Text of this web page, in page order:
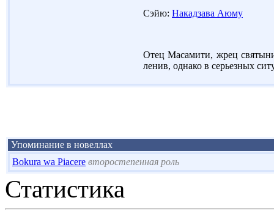
Сэйю: Накадзава Аюму
Отец Масамити, жрец
ленив, однако в серьезных
Упоминание в новеллах
Bokura wa Piacere второстепенная роль
Статистика